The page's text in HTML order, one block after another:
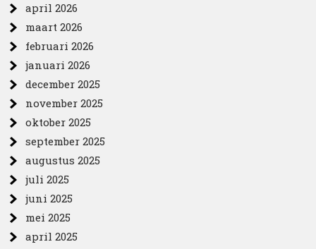
april 2026
maart 2026
februari 2026
januari 2026
december 2025
november 2025
oktober 2025
september 2025
augustus 2025
juli 2025
juni 2025
mei 2025
april 2025